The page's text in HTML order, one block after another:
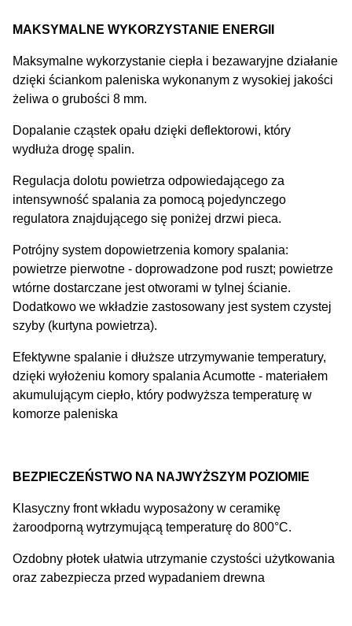
MAKSYMALNE WYKORZYSTANIE ENERGII
Maksymalne wykorzystanie ciepła i bezawaryjne działanie
dzięki ściankom paleniska wykonanym z wysokiej jakości
żeliwa o grubości 8 mm.
Dopalanie cząstek opału dzięki deflektorowi, który
wydłuża drogę spalin.
Regulacja dolotu powietrza odpowiedającego za
intensywność spalania za pomocą pojedynczego
regulatora znajdującego się poniżej drzwi pieca.
Potrójny system dopowietrzenia komory spalania:
powietrze pierwotne - doprowadzone pod ruszt; powietrze
wtórne dostarczane jest otworami w tylnej ścianie.
Dodatkowo we wkładzie zastosowany jest system czystej
szyby (kurtyna powietrza).
Efektywne spalanie i dłuższe utrzymywanie temperatury,
dzięki wyłożeniu komory spalania Acumotte - materiałem
akumulującym ciepło, który podwyższa temperaturę w
komorze paleniska
BEZPIECZEŃSTWO NA NAJWYŻSZYM POZIOMIE
Klasyczny front wkładu wyposażony w ceramikę
żaroodporną wytrzymującą temperaturę do 800°C.
Ozdobny płotek ułatwia utrzymanie czystości użytkowania
oraz zabezpiecza przed wypadaniem drewna